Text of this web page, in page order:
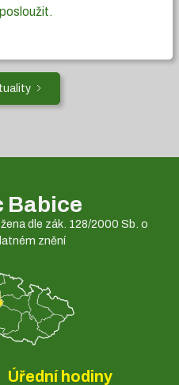
Babice
dle zák. 128/2000 Sb. o
znění
Úřední hodiny